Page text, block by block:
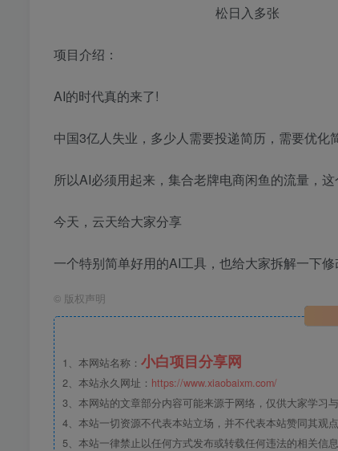
项目介绍：
AI的时代真的来了!
中国3亿人失业，多少人需要投递简历，需要优化
所以AI必须用起来，集合老牌电商闲鱼的流量，这
今天，云天给大家分享
一个特别简单好用的AI工具，也给大家拆解一下
© 版权声明
1、本网站名称： 小白项目分享网
2、本站永久网址： https://www.xiaobaixm.com/
3、本网站的文章部分内容可能来源于网络，仅供大家学习
4、本站一切资源不代表本站立场，并不代表本站赞同其观点
5、本站一律禁止以任何方式发布或转载任何违法的相关信